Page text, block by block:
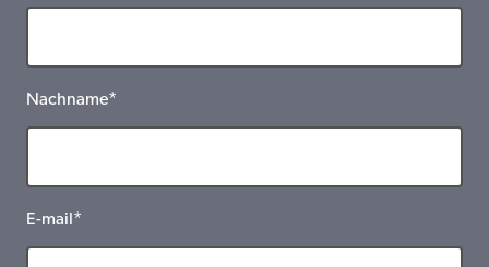
Nachname*
E-mail*